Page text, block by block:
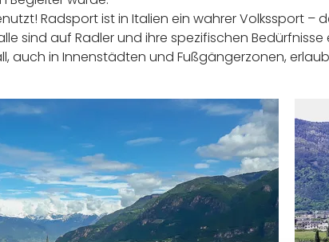
Radsport ist in Italien ein wahrer Volkssport
sind auf Radler und ihre spezifischen
auch in Innenstädten und Fußgängerzonen,